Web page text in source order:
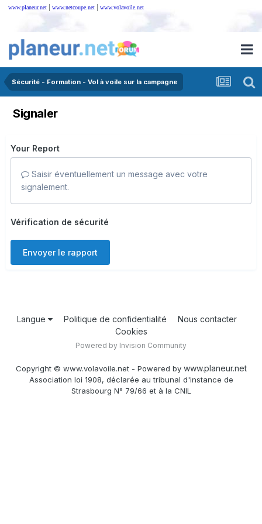
www.planeur.net | www.netcoupe.net | www.volavoile.net
Sécurité - Formation - Vol à voile sur la campagne
Signaler
Your Report
Saisir éventuellement un message avec votre
signalement.
Vérification de sécurité
Envoyer le rapport
Langue Politique de confidentialité
Nous contacter
Cookies
Powered by Invision Community
Copyright © www.volavoile.net - Powered by www.planeur.net
Association loi 1908, déclarée au tribunal d'instance de
Strasbourg N° 79/66 et à la CNIL